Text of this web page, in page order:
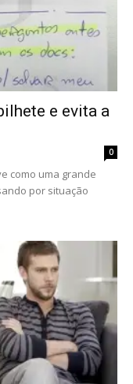
e evita a
0
como uma grande
por situação